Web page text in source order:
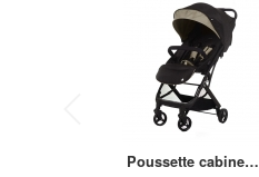
Poussette cabine…